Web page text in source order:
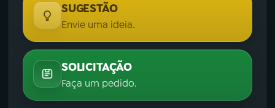
SUGESTÃO
Envie uma ideia.
SOLICITAÇÃO
Faça um pedido.